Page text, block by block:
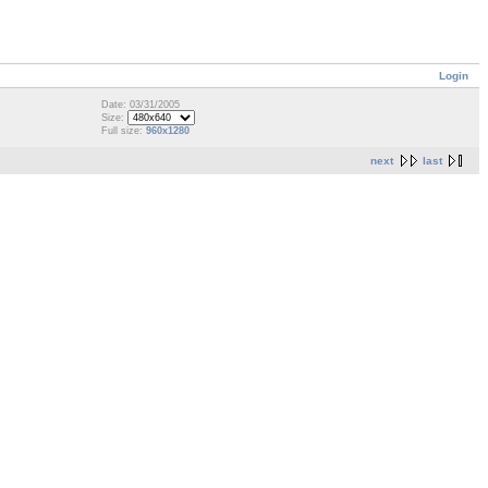
Login
Date: 03/31/2005
Size:
Full size: 960x1280
next last